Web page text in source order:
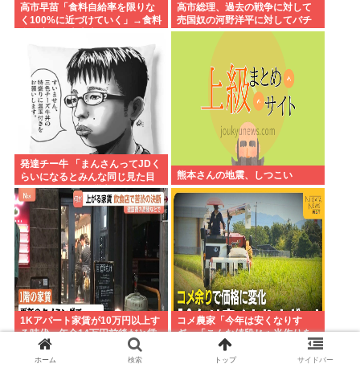
高市早苗「食料自給率を限りな
く100%に近づけていく」→食料
高市総理、過去の戦争に対して
売国奴の河野洋平に対してバチ
ーンと物申してしまう
発達チー牛 「まんさんってJDく
らいになるとみんな同じ見た目
になるよねw」⬅批判殺到
熊本さんの地震、しつこい
1Kアパート家賃が10万円以上す
る時代、年金14万円前後だと賃
貸の都民は無理じゃね？ 運転免
許もなく移住も無理じゃね？
コメ農家「今年は安くなりす
ぎ」「こんな値段じゃ米作りを
やめる人も多くなるんじゃない
ホーム 検索 トップ サイドバー